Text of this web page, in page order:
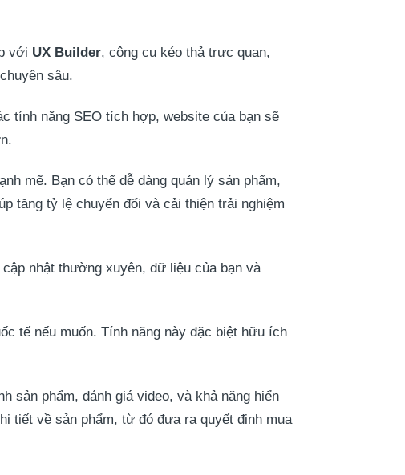
với UX Builder, công cụ kéo thả trực quan,
sâu.
tính năng SEO tích hợp, website của bạn sẽ
mẽ. Bạn có thể dễ dàng quản lý sản phẩm,
tăng tỷ lệ chuyển đổi và cải thiện trải nghiệm
nhật thường xuyên, dữ liệu của bạn và
tế nếu muốn. Tính năng này đặc biệt hữu ích
sản phẩm, đánh giá video, và khả năng hiển
tiết về sản phẩm, từ đó đưa ra quyết định mua